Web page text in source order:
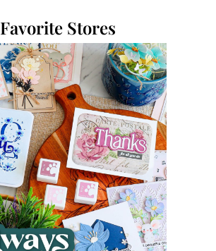
Favorite Stores